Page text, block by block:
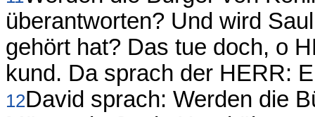
überantworten? Und wird
gehört hat? Das tue doch, o
kund. Da sprach der HERR:
12David sprach: Werden die